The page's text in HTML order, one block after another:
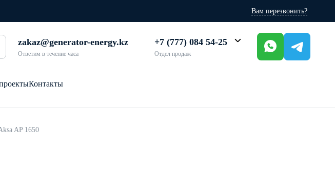
Вам перезвонить?
zakaz@generator-energy.kz
Ответим в течение часа
+7 (777) 084 54-25
Отдел продаж
Контакты
AP 1650